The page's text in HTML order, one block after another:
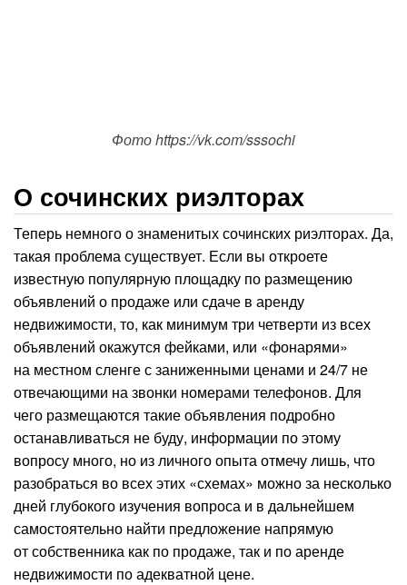
Фото https://vk.com/sssochi
О сочинских риэлторах
Теперь немного о знаменитых сочинских риэлторах. Да,
такая проблема существует. Если вы откроете
известную популярную площадку по размещению
объявлений о продаже или сдаче в аренду
недвижимости, то, как минимум три четверти из всех
объявлений окажутся фейками, или «фонарями»
на местном сленге с заниженными ценами и 24/7 не
отвечающими на звонки номерами телефонов. Для
чего размещаются такие объявления подробно
останавливаться не буду, информации по этому
вопросу много, но из личного опыта отмечу лишь, что
разобраться во всех этих «схемах» можно за несколько
дней глубокого изучения вопроса и в дальнейшем
самостоятельно найти предложение напрямую
от собственника как по продаже, так и по аренде
недвижимости по адекватной цене.